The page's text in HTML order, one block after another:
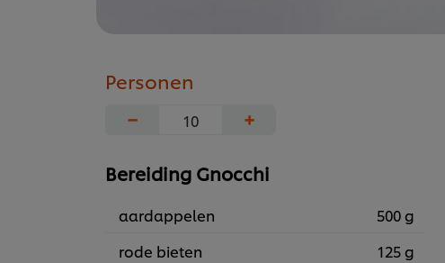
Personen
−
+
Bereiding Gnocchi
aardappelen
500 g
rode bieten
125 g